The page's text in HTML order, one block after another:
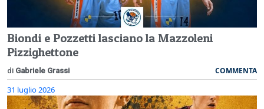
Biondi e Pozzetti lasciano la Mazzoleni
Pizzighettone
di Gabriele Grassi COMMENTA
31 luglio 2026